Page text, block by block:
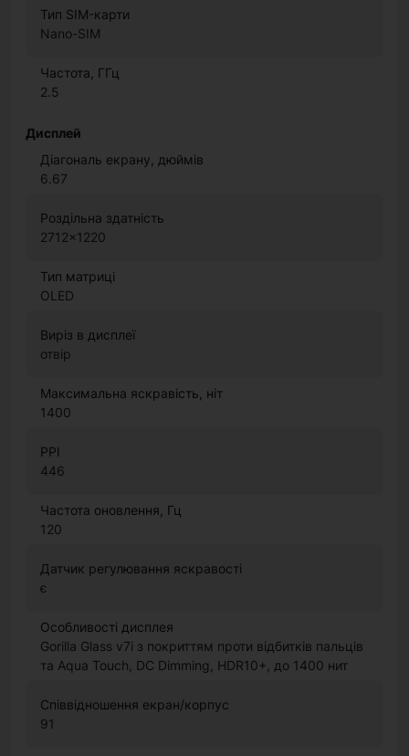
Тип SIM-карти
Nano-SIM
Частота, ГГц
2.5
Дисплей
Діагональ екрану, дюймів
6.67
Роздільна здатність
2712x1220
Тип матриці
OLED
Виріз в дисплеї
отвір
Максимальна яскравість, ніт
1400
PPI
446
Частота оновлення, Гц
120
Датчик регулювання яскравості
є
Особливості дисплея
Gorilla Glass v7i з покриттям проти відбитків пальців
та Aqua Touch, DC Dimming, HDR10+, до 1400 нит
Співвідношення екран/корпус
91